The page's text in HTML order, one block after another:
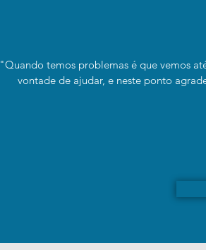
"Quando temos problemas é que vemos
vontade de ajudar, e neste ponto